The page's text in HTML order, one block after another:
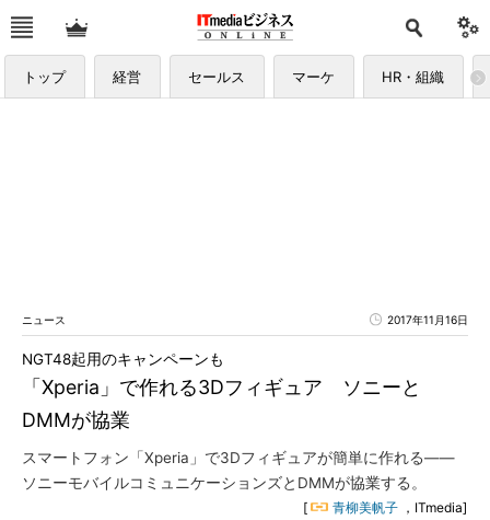
トップ 経営 セールス マーケ HR・組織
ニュース 2017年11月16日
「Xperia」で作れる3Dフィギュア ソニーと
DMMが協業
NGT48起用のキャンペーンも
スマートフォン「Xperia」で3Dフィギュアが簡単に作れる――
ソニーモバイルコミュニケーションズとDMMが協業する。
[ 青柳美帆子 ，ITmedia]